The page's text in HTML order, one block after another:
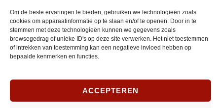
Om de beste ervaringen te bieden, gebruiken we technologieën zoals
cookies om apparaatinformatie op te slaan en/of te openen. Door in te
stemmen met deze technologieën kunnen we gegevens zoals
browsegedrag of unieke ID's op deze site verwerken. Het niet toestemmen
of intrekken van toestemming kan een negatieve invloed hebben op
bepaalde kenmerken en functies.
ACCEPTEREN
Opent
in
Instagram